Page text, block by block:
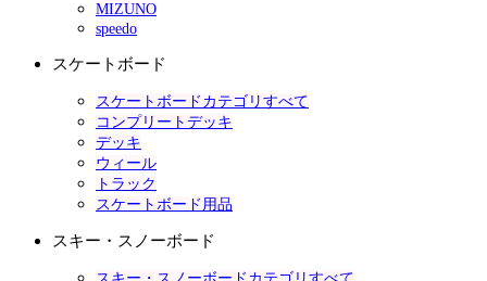
MIZUNO
speedo
スケートボード
スケートボードカテゴリすべて
コンプリートデッキ
デッキ
ウィール
トラック
スケートボード用品
スキー・スノーボード